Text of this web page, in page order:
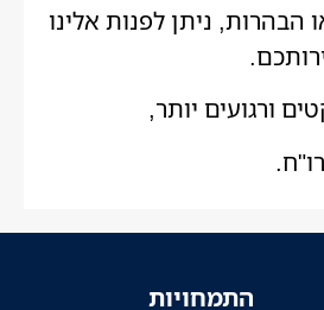
הבהרות, ניתן לפנות אלינו
ורגועים יותר,
התמחויות